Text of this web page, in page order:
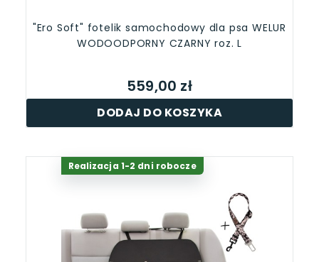
"Ero Soft" fotelik samochodowy dla psa WELUR
WODOODPORNY CZARNY roz. L
559,00 zł
DODAJ DO KOSZYKA
Realizacja 1-2 dni robocze